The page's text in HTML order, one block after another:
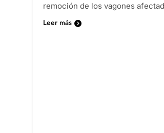
remoción de los vagones
Leer más